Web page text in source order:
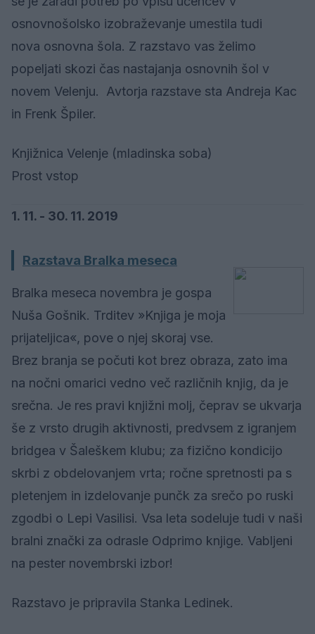
osnovnošolsko izobraževanje umestila tudi
nova osnovna šola. Z razstavo vas želimo
popeljati skozi čas nastajanja osnovnih šol v
novem Velenju. Avtorja razstave sta Andreja Kac
in Frenk Špiler.
Knjižnica Velenje (mladinska soba)
Prost vstop
1. 11. - 30. 11. 2019
Razstava Bralka meseca
Bralka meseca novembra je gospa
Nuša Gošnik. Trditev »Knjiga je moja
prijateljica«, pove o njej skoraj vse.
Brez branja se počuti kot brez obraza, zato ima
na nočni omarici vedno več različnih knjig, da je
srečna. Je res pravi knjižni molj, čeprav se ukvarja
še z vrsto drugih aktivnosti, predvsem z igranjem
bridgea v Šaleškem klubu; za fizično kondicijo
skrbi z obdelovanjem vrta; ročne spretnosti pa s
pletenjem in izdelovanje punčk za srečo po ruski
zgodbi o Lepi Vasilisi. Vsa leta sodeluje tudi v naši
bralni znački za odrasle Odprimo knjige. Vabljeni
na pester novembrski izbor!
Razstavo je pripravila Stanka Ledinek.